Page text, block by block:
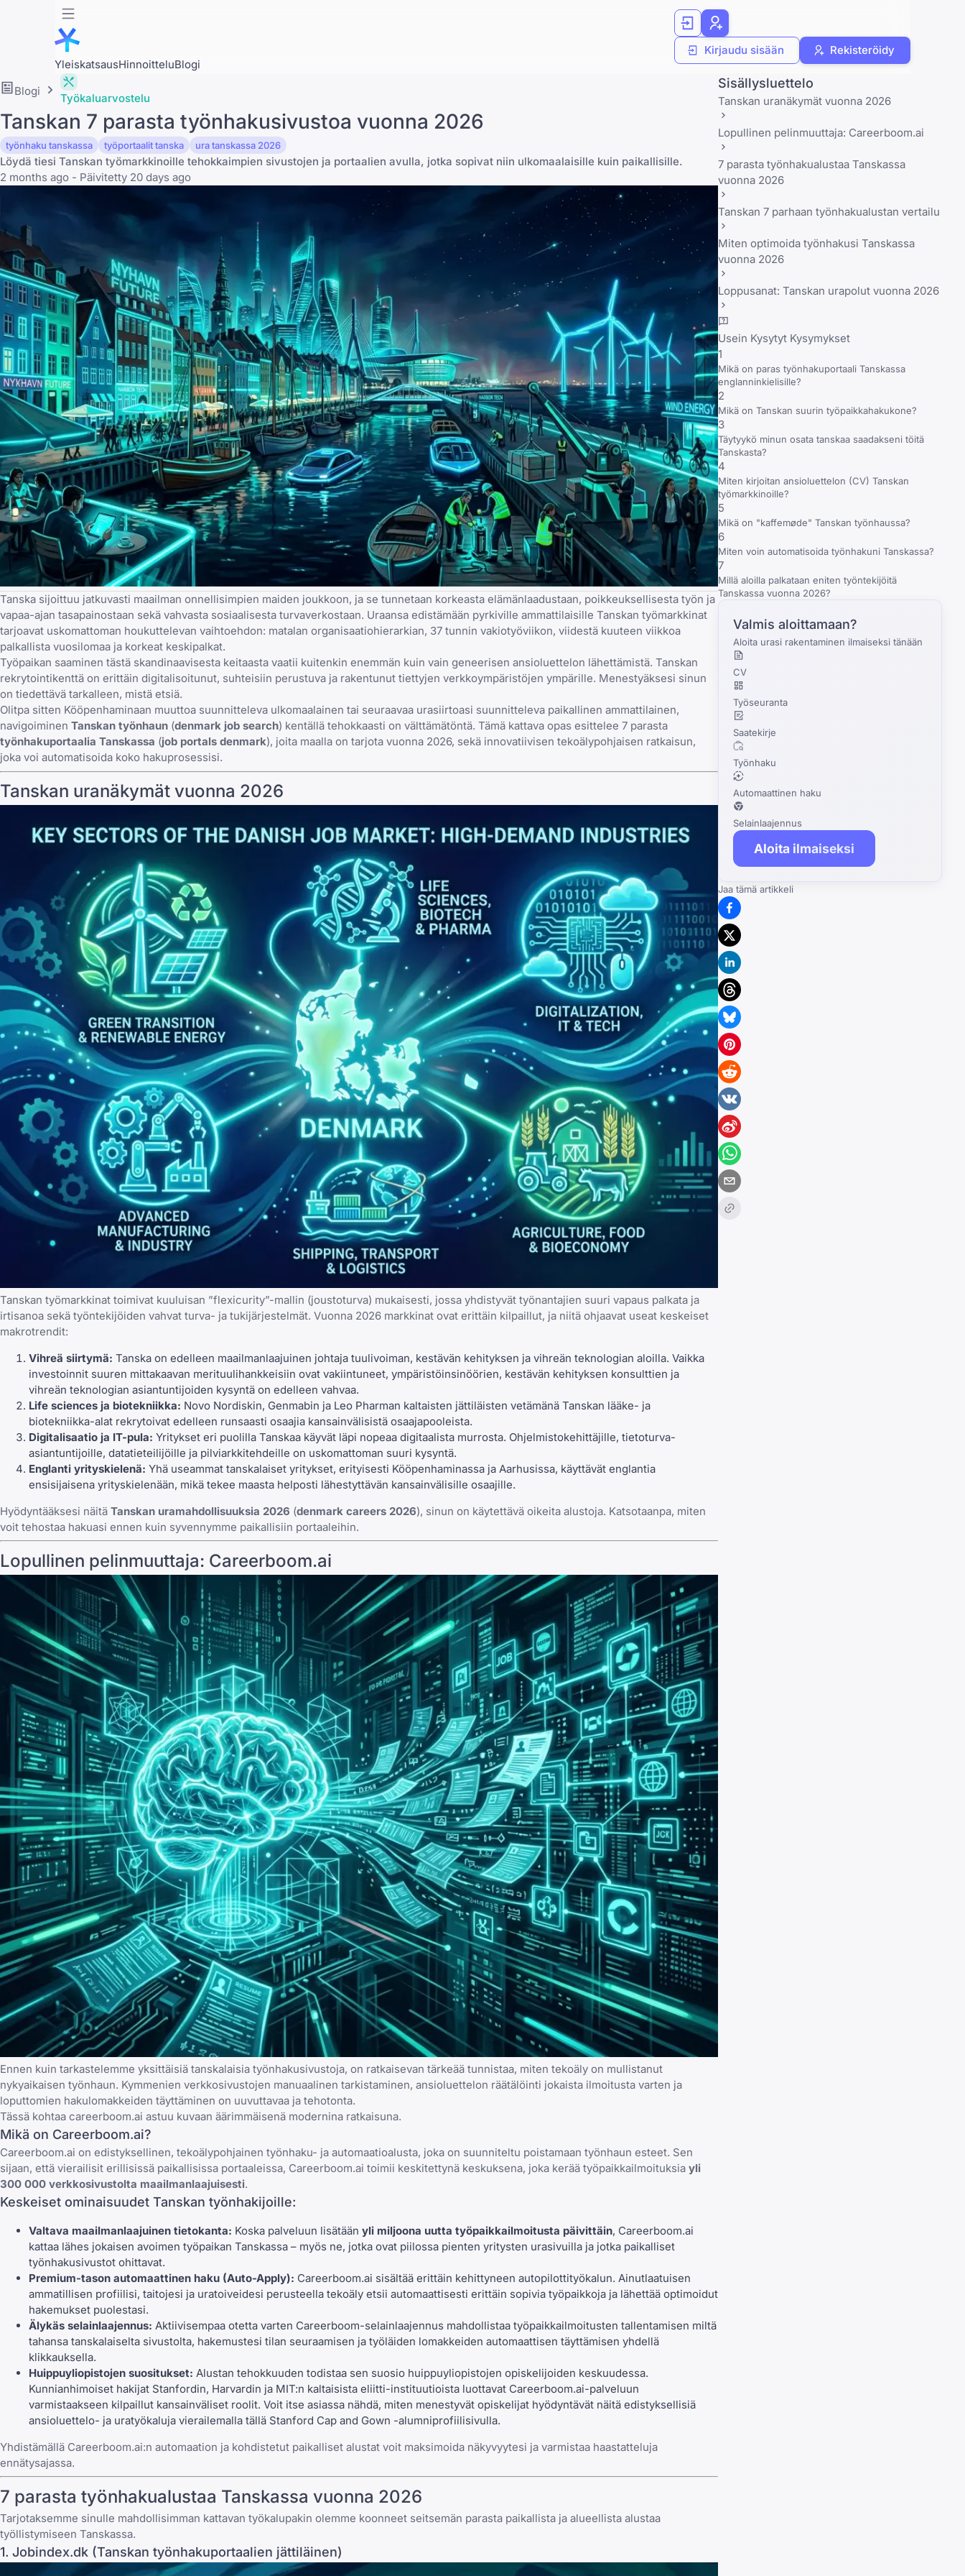
YleiskatsausHinnoitteluBlogi
Kirjaudu sisään Rekisteröidy
Blogi
Työkaluarvostelu
Tanskan 7 parasta työnhakusivustoa vuonna 2026
työnhaku tanskassa työportaalit tanska ura tanskassa 2026
Löydä tiesi Tanskan työmarkkinoille tehokkaimpien sivustojen ja portaalien avulla, jotka sopivat niin ulkomaalaisille kuin paikallisille.
2 months ago - Päivitetty 20 days ago
Tanska sijoittuu jatkuvasti maailman onnellisimpien maiden joukkoon, ja se tunnetaan korkeasta elämänlaadustaan, poikkeuksellisesta työn ja
vapaa-ajan tasapainostaan sekä vahvasta sosiaalisesta turvaverkostaan. Uraansa edistämään pyrkiville ammattilaisille Tanskan työmarkkinat
tarjoavat uskomattoman houkuttelevan vaihtoehdon: matalan organisaatiohierarkian, 37 tunnin vakiotyöviikon, viidestä kuuteen viikkoa
palkallista vuosilomaa ja korkeat keskipalkat.
Työpaikan saaminen tästä skandinaavisesta keitaasta vaatii kuitenkin enemmän kuin vain geneerisen ansioluettelon lähettämistä. Tanskan
rekrytointikenttä on erittäin digitalisoitunut, suhteisiin perustuva ja rakentunut tiettyjen verkkoympäristöjen ympärille. Menestyäksesi sinun
on tiedettävä tarkalleen, mistä etsiä.
Olitpa sitten Kööpenhaminaan muuttoa suunnitteleva ulkomaalainen tai seuraavaa urasiirtoasi suunnitteleva paikallinen ammattilainen,
navigoiminen Tanskan työnhaun (denmark job search) kentällä tehokkaasti on välttämätöntä. Tämä kattava opas esittelee 7 parasta
työnhakuportaalia Tanskassa (job portals denmark), joita maalla on tarjota vuonna 2026, sekä innovatiivisen tekoälypohjaisen ratkaisun,
joka voi automatisoida koko hakuprosessisi.
Tanskan uranäkymät vuonna 2026
Tanskan työmarkkinat toimivat kuuluisan ”flexicurity”-mallin (joustoturva) mukaisesti, jossa yhdistyvät työnantajien suuri vapaus palkata ja
irtisanoa sekä työntekijöiden vahvat turva- ja tukijärjestelmät. Vuonna 2026 markkinat ovat erittäin kilpaillut, ja niitä ohjaavat useat keskeiset
makrotrendit:
Vihreä siirtymä: Tanska on edelleen maailmanlaajuinen johtaja tuulivoiman, kestävän kehityksen ja vihreän teknologian aloilla. Vaikka
investoinnit suuren mittakaavan merituulihankkeisiin ovat vakiintuneet, ympäristöinsinöörien, kestävän kehityksen konsulttien ja
vihreän teknologian asiantuntijoiden kysyntä on edelleen vahvaa.
Life sciences ja biotekniikka: Novo Nordiskin, Genmabin ja Leo Pharman kaltaisten jättiläisten vetämänä Tanskan lääke- ja
biotekniikka-alat rekrytoivat edelleen runsaasti osaajia kansainvälisistä osaajapooleista.
Digitalisaatio ja IT-pula: Yritykset eri puolilla Tanskaa käyvät läpi nopeaa digitaalista murrosta. Ohjelmistokehittäjille, tietoturva-
asiantuntijoille, datatieteilijöille ja pilviarkkitehdeille on uskomattoman suuri kysyntä.
Englanti yrityskielenä: Yhä useammat tanskalaiset yritykset, erityisesti Kööpenhaminassa ja Aarhusissa, käyttävät englantia
ensisijaisena yrityskielenään, mikä tekee maasta helposti lähestyttävän kansainvälisille osaajille.
Hyödyntääksesi näitä Tanskan uramahdollisuuksia 2026 (denmark careers 2026), sinun on käytettävä oikeita alustoja. Katsotaanpa, miten
voit tehostaa hakuasi ennen kuin syvennymme paikallisiin portaaleihin.
Lopullinen pelinmuuttaja: Careerboom.ai
Ennen kuin tarkastelemme yksittäisiä tanskalaisia työnhakusivustoja, on ratkaisevan tärkeää tunnistaa, miten tekoäly on mullistanut
nykyaikaisen työnhaun. Kymmenien verkkosivustojen manuaalinen tarkistaminen, ansioluettelon räätälöinti jokaista ilmoitusta varten ja
loputtomien hakulomakkeiden täyttäminen on uuvuttavaa ja tehotonta.
Tässä kohtaa careerboom.ai astuu kuvaan äärimmäisenä modernina ratkaisuna.
Mikä on Careerboom.ai?
Careerboom.ai on edistyksellinen, tekoälypohjainen työnhaku- ja automaatioalusta, joka on suunniteltu poistamaan työnhaun esteet. Sen
sijaan, että vierailisit erillisissä paikallisissa portaaleissa, Careerboom.ai toimii keskitettynä keskuksena, joka kerää työpaikkailmoituksia yli
300 000 verkkosivustolta maailmanlaajuisesti.
Keskeiset ominaisuudet Tanskan työnhakijoille:
Valtava maailmanlaajuinen tietokanta: Koska palveluun lisätään yli miljoona uutta työpaikkailmoitusta päivittäin, Careerboom.ai
kattaa lähes jokaisen avoimen työpaikan Tanskassa – myös ne, jotka ovat piilossa pienten yritysten urasivuilla ja jotka paikalliset
työnhakusivustot ohittavat.
Premium-tason automaattinen haku (Auto-Apply): Careerboom.ai sisältää erittäin kehittyneen autopilottityökalun. Ainutlaatuisen
ammatillisen profiilisi, taitojesi ja uratoiveidesi perusteella tekoäly etsii automaattisesti erittäin sopivia työpaikkoja ja lähettää optimoidut
hakemukset puolestasi.
Älykäs selainlaajennus: Aktiivisempaa otetta varten Careerboom-selainlaajennus mahdollistaa työpaikkailmoitusten tallentamisen miltä
tahansa tanskalaiselta sivustolta, hakemustesi tilan seuraamisen ja työläiden lomakkeiden automaattisen täyttämisen yhdellä
klikkauksella.
Huippuyliopistojen suositukset: Alustan tehokkuuden todistaa sen suosio huippuyliopistojen opiskelijoiden keskuudessa.
Kunnianhimoiset hakijat Stanfordin, Harvardin ja MIT:n kaltaisista eliitti-instituutioista luottavat Careerboom.ai-palveluun
varmistaakseen kilpaillut kansainväliset roolit. Voit itse asiassa nähdä, miten menestyvät opiskelijat hyödyntävät näitä edistyksellisiä
ansioluettelo- ja uratyökaluja vierailemalla tällä Stanford Cap and Gown -alumniprofiilisivulla.
Yhdistämällä Careerboom.ai:n automaation ja kohdistetut paikalliset alustat voit maksimoida näkyvyytesi ja varmistaa haastatteluja
ennätysajassa.
7 parasta työnhakualustaa Tanskassa vuonna 2026
Tarjotaksemme sinulle mahdollisimman kattavan työkalupakin olemme koonneet seitsemän parasta paikallista ja alueellista alustaa
työllistymiseen Tanskassa.
1. Jobindex.dk (Tanskan työnhakuportaalien jättiläinen)
Sisällysluettelo
Tanskan uranäkymät vuonna 2026
Lopullinen pelinmuuttaja: Careerboom.ai
7 parasta työnhakualustaa Tanskassa
vuonna 2026
Tanskan 7 parhaan työnhakualustan vertailu
Miten optimoida työnhakusi Tanskassa
vuonna 2026
Loppusanat: Tanskan urapolut vuonna 2026
Usein Kysytyt Kysymykset
1
Mikä on paras työnhakuportaali Tanskassa
englanninkielisille?
2
Mikä on Tanskan suurin työpaikkahakukone?
3
Täytyykö minun osata tanskaa saadakseni töitä
Tanskasta?
4
Miten kirjoitan ansioluettelon (CV) Tanskan
työmarkkinoille?
5
Mikä on "kaffemøde" Tanskan työnhaussa?
6
Miten voin automatisoida työnhakuni Tanskassa?
7
Millä aloilla palkataan eniten työntekijöitä
Tanskassa vuonna 2026?
Valmis aloittamaan?
Aloita urasi rakentaminen ilmaiseksi tänään
CV
Työseuranta
Saatekirje
Työnhaku
Automaattinen haku
Selainlaajennus
Aloita ilmaiseksi
Jaa tämä artikkeli